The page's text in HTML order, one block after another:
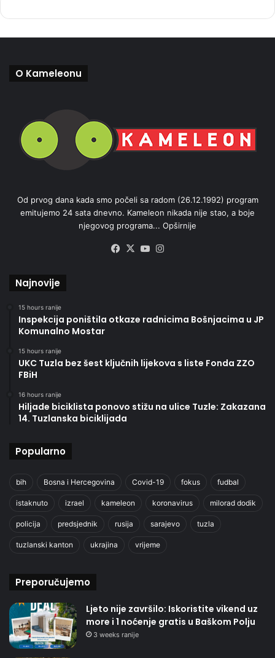
O Kameleonu
Od prvog dana kada smo počeli sa radom (26.12.1992) program
emitujemo 24 sata dnevno. Kameleon nikada nije stao, a boje
njegovog programa... Opširnije
Facebook
X YouTube
Najnovije
15 hours ranije
Inspekcija poništila otkaze radnicima Bošnjacima u JP
Komunalno Mostar
15 hours ranije
UKC Tuzla bez šest ključnih lijekova s liste Fonda ZZO
FBiH
16 hours ranije
Hiljade biciklista ponovo stižu na ulice Tuzle: Zakazana
14. Tuzlanska biciklijada
Popularno
bih Bosna i Hercegovina Covid-19 fokus fudbal
istaknuto izrael kameleon koronavirus milorad dodik
policija predsjednik rusija sarajevo tuzla
tuzlanski kanton ukrajina vrijeme
Preporučujemo
Ljeto nije završilo: Iskoristite vikend uz
more i 1 noćenje gratis u Baškom Polju
3 weeks ranije